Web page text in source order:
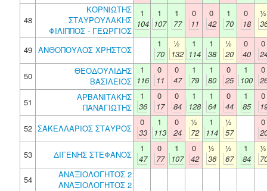
48
ΚΟΡΝΙΩΤΗΣ
ΣΤΑΥΡΟΥΛΑΚΗΣ
ΦΙΛΙΠΠΟΣ - ΓΕΩΡΓΙΟΣ
1
104
1
107
1
77
0
11
0
42
1
70
0
18
½
49 ΑΝΘΟΠΟΥΛΟΣ ΧΡΗΣΤΟΣ
1
70
½
132
1
114
1
38
½
20
0
40
0
50
ΘΕΟΔΟΥΛΙΔΗΣ
ΒΑΣΙΛΕΙΟΣ
1
116
0
11
0
47
1
79
1
80
0
25
1
100
0
51
ΑΡΒΑΝΙΤΑΚΗΣ
ΠΑΝΑΓΙΩΤΗΣ
1
36
0
17
0
84
1
128
1
64
0
44
1
85
0
52 ΣΑΚΕΛΛΑΡΙΟΣ ΣΤΑΥΡΟΣ
0
33
1
113
0
24
½
72
1
114
½
57
0
53
ΔΙΓΕΝΗΣ ΣΤΕΦΑΝΟΣ
1
47
0
77
1
107
0
42
½
36
½
67
1
84
½
54
ΑΝΑΞΙΟΛΟΓΗΤΟΣ 2
ΑΝΑΞΙΟΛΟΓΗΤΟΣ 2